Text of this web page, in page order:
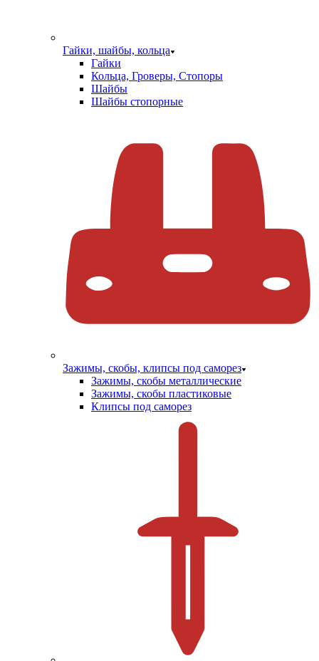
Гайки, шайбы, кольца
Гайки
Кольца, Гроверы, Стопоры
Шайбы
Шайбы стопорные
Зажимы, скобы, клипсы под саморез
Зажимы, скобы металлические
Зажимы, скобы пластиковые
Клипсы под саморез